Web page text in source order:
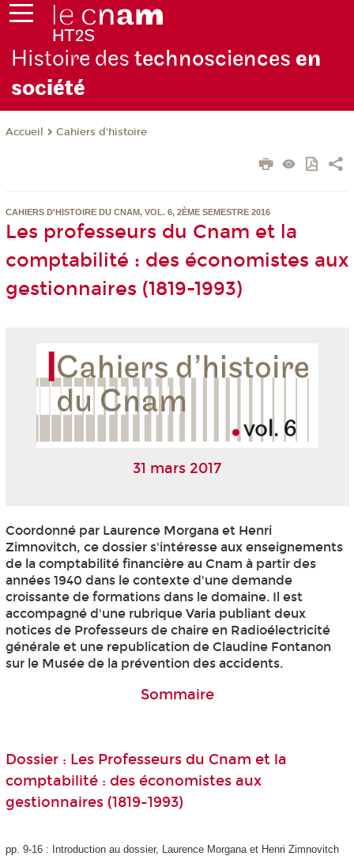
Histoire des technosciences en
société
Accueil Cahiers d'histoire
CAHIERS D'HISTOIRE DU CNAM, VOL. 6, 2ÈME SEMESTRE 2016
Les professeurs du Cnam et la
comptabilité : des économistes aux
gestionnaires (1819-1993)
31 mars 2017
Coordonné par Laurence Morgana et Henri
Zimnovitch, ce dossier s'intéresse aux enseignements
de la comptabilité financière au Cnam à partir des
années 1940 dans le contexte d'une demande
croissante de formations dans le domaine. Il est
accompagné d'une rubrique Varia publiant deux
notices de Professeurs de chaire en Radioélectricité
générale et une republication de Claudine Fontanon
sur le Musée de la prévention des accidents.
Sommaire
Dossier : Les Professeurs du Cnam et la
comptabilité : des économistes aux
gestionnaires (1819-1993)
pp. 9-16 : Introduction au dossier, Laurence Morgana et Henri Zimnovitch